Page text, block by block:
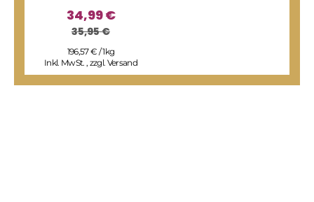
34,99 €
35,95 €
196,57 € / 1kg
Inkl. MwSt. , zzgl. Versand